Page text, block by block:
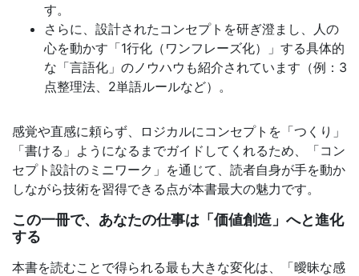
す。
さらに、設計されたコンセプトを研ぎ澄まし、人の
心を動かす「1行化（ワンフレーズ化）」する具体的
な「言語化」のノウハウも紹介されています（例：3
点整理法、2単語ルールなど）。
感覚や直感に頼らず、ロジカルにコンセプトを「つくり」
「書ける」ようになるまでガイドしてくれるため、「コン
セプト設計のミニワーク」を通じて、読者自身が手を動か
しながら技術を習得できる点が本書最大の魅力です。
この一冊で、あなたの仕事は「価値創造」へと進化
する
本書を読むことで得られる最も大きな変化は、「曖昧な感